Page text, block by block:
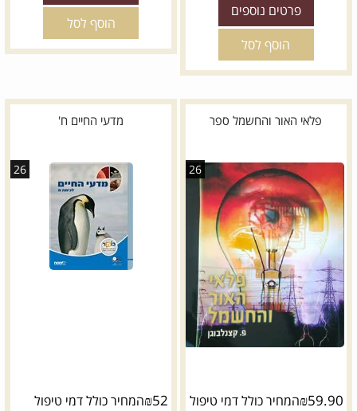
פרטים נוספים
הוסף לסל
הוסף לסל
פלאי האור והחשמל ספר
26
₪59.90 המחיר כולל דמי טיפול
מדעי החיים ח'
26
₪52 המחיר כולל דמי טיפול